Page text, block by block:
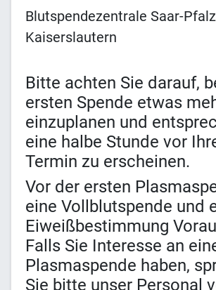
Blutspendezentrale Saar-
Kaiserslautern
Bitte achten Sie darauf,
ersten Spende etwas
einzuplanen und
eine halbe Stunde vor
Termin zu erscheinen.
Vor der ersten
eine Vollblutspende und
Eiweißbestimmung
Falls Sie Interesse an
Plasmaspende haben,
Sie bitte unser Personal